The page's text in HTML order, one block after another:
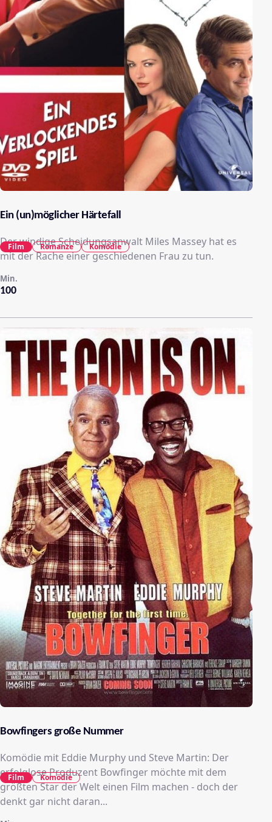
Ein (un)möglicher Härtefall
Der windige Scheidungsanwalt Miles Massey hat es
mit der Rache einer geschiedenen Frau zu tun.
100
Min.
Film Romanze Komödie
Bowfingers große Nummer
Komödie mit Eddie Murphy und Steve Martin: Der
erfolglose Produzent Bowfinger möchte mit dem
größten Star der Welt einen Film machen - doch der
denkt gar nicht daran...
Film Komödie